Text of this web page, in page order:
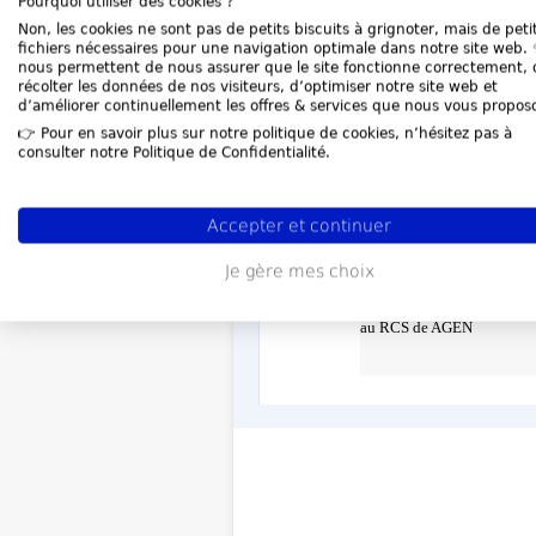
47000 AGEN
829408426 RCS
_____
D#
Aux termes de l'AGE du
Il a été décidé de nommer
Mme BERNABEU
#B M. BERNABEU Nicolas
à compter du 26/05/2025
au RCS de AGEN
Non, les cookies ne sont pas de petits biscuits à grignoter, mais de
fichiers nécessaires pour une navigation optimale dans notre site web.
nous permettent de nous assurer que le site fonctionne correctement,
récolter les données de nos visiteurs, d’optimiser notre site web et
d’améliorer continuellement les offres & services que nous vous
👉 Pour en savoir plus sur notre politique de cookies, n’hésitez pas à
consulter notre Politique de Confidentialité.
Accepter et continuer
Je gère mes choix